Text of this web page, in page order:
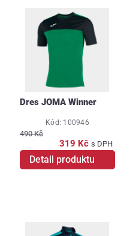
Dres JOMA Winner
Kód: 100946
490 Kč
319 Kč s DPH
Detail produktu